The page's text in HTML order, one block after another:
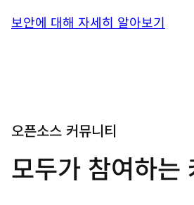
보안에 대해 자세히 알아보기
오픈소스 커뮤니티
모두가 참여하는